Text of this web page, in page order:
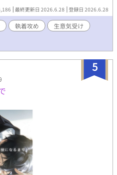
最終更新日 2026.6.28 登録日 2026.6.28
執着攻め
生意気受け
5